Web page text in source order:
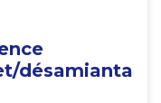
désamianta